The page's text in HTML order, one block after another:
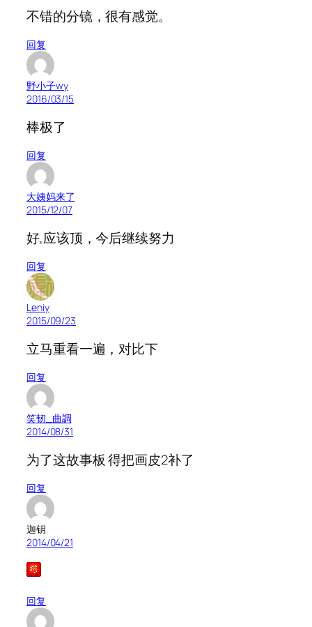
不错的分镜，很有感觉。
回复
野小子wy
2016/03/15
棒极了
回复
大姨妈来了
2015/12/07
好,应该顶，今后继续努力
回复
Leniy
2015/09/23
立马重看一遍，对比下
回复
笑韧_曲調
2014/08/31
为了这故事板 得把画皮2补了
回复
迦钥
2014/04/21
回复